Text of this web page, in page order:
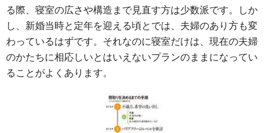
る際、寝室の広さや構造まで見直す方は少数派です。しか
し、新婚当時と定年を迎える頃とでは、夫婦のあり方も変
わっているはずです。それなのに寝室だけは、現在の夫婦
のかたちに相応しいとはいえないプランのままになってい
ることがよくあります。